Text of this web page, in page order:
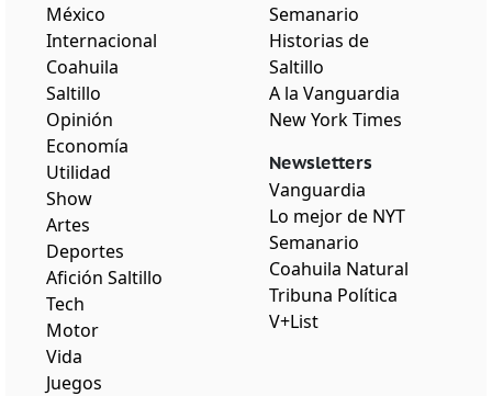
México
Internacional
Coahuila
Saltillo
Opinión
Economía
Utilidad
Show
Artes
Deportes
Afición Saltillo
Tech
Motor
Vida
Juegos
Semanario
Historias de
Saltillo
A la Vanguardia
New York Times
Newsletters
Vanguardia
Lo mejor de NYT
Semanario
Coahuila Natural
Tribuna Política
V+List